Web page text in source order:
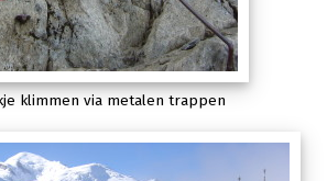
klimmen via metalen trappen